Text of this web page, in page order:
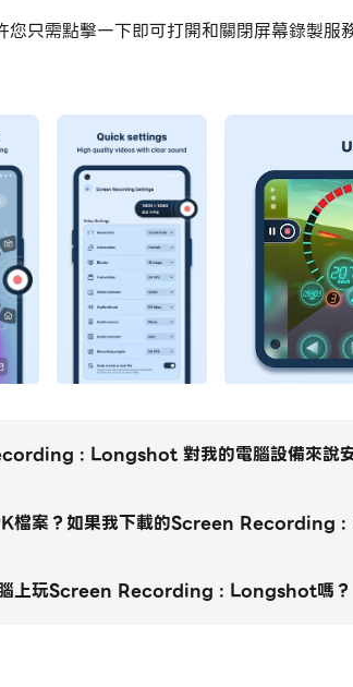
您只需點擊一下即可打開和關閉屏幕錄製
帶有強大的編輯工具，包括標記照片、將
添加評論或創建自定義圖形。
Service On/Off：一鍵輕鬆開始和停止
置：使用一系列錄製設置自定義您的錄製
用強大的編輯工具增強您的錄音和屏幕截
用程序有截圖設置，讓你選擇如何截圖，
定義按鈕根據您的輸入執行各種操作，例如
: Longshot 對我的電腦設備來說
檔案？如果我下載的Screen Recording
上玩Screen Recording : Longshot嗎？